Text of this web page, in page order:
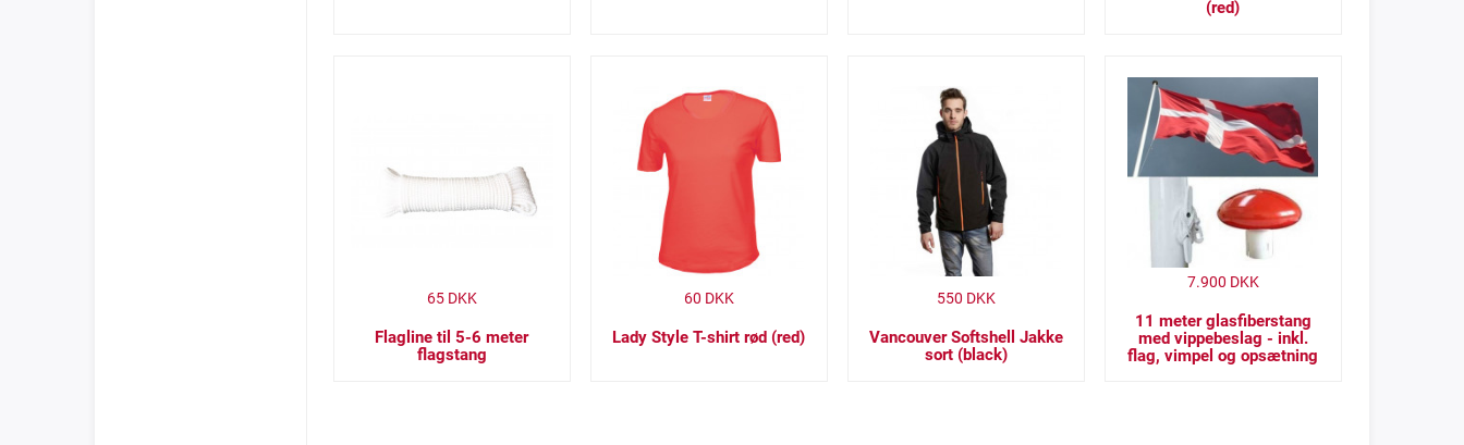
(red)
Flagline til 5-6 meter
flagstang
65DKK
Lady Style T-shirt rød (red)
60 DKK
Vancouver Softshell Jakke
sort (black)
550 DKK
11 meter glasfiberstang
med vippebeslag - inkl.
flag, vimpel og opsætning
7.900 DKK